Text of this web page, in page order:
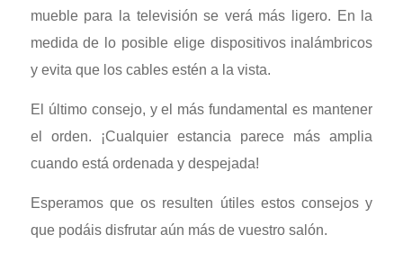
mueble para la televisión se verá más ligero. En la
medida de lo posible elige dispositivos inalámbricos
y evita que los cables estén a la vista.
El último consejo, y el más fundamental es mantener
el orden. ¡Cualquier estancia parece más amplia
cuando está ordenada y despejada!
Esperamos que os resulten útiles estos consejos y
que podáis disfrutar aún más de vuestro salón.